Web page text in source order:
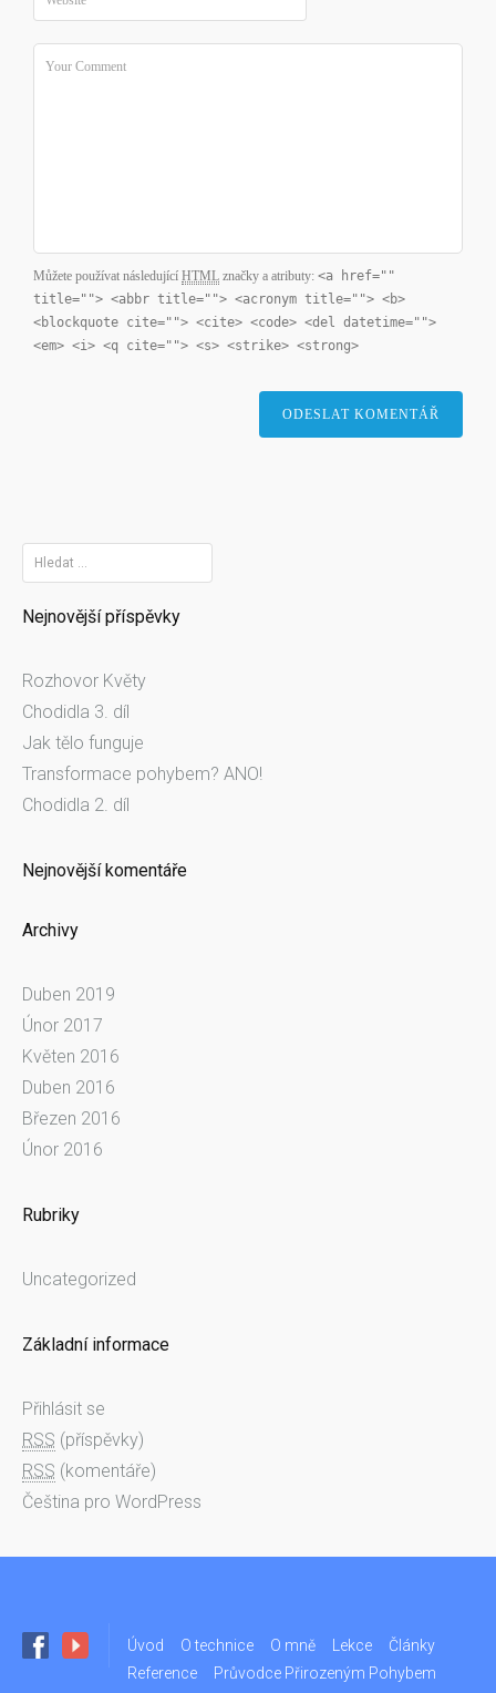
Můžete používat následující HTML značky a atributy: <a href=""
title=""> <abbr title=""> <acronym title=""> <b>
<blockquote cite=""> <cite> <code> <del datetime="">
<em> <i> <q cite=""> <s> <strike> <strong>
y
h
e
d
á
v
á
í
Nejnovější příspěvky
Rozhovor Květy
Chodidla 3. díl
Jak tělo funguje
Transformace pohybem? ANO!
Chodidla 2. díl
Nejnovější komentáře
Archivy
Duben 2019
Únor 2017
Květen 2016
Duben 2016
Březen 2016
Únor 2016
Rubriky
Uncategorized
Základní informace
Přihlásit se
RSS (příspěvky)
RSS (komentáře)
Čeština pro WordPress
Úvod O technice O mně Lekce
Články
Reference
Průvodce Přirozeným Pohybem